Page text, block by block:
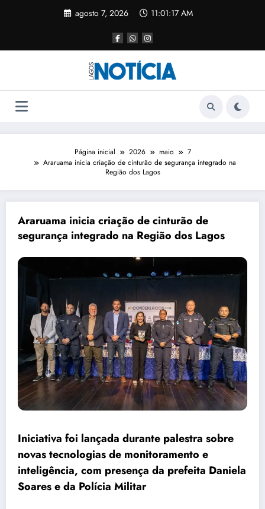
agosto 7, 2026 11:01:18 AM
Página inicial 2026 maio
7
Araruama inicia criação de cinturão de segurança integrado na
Região dos Lagos
Araruama inicia criação de cinturão de
segurança integrado na Região dos Lagos
Iniciativa foi lançada durante palestra sobre
novas tecnologias de monitoramento e
inteligência, com presença da prefeita Daniela
Soares e da Polícia Militar